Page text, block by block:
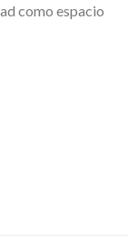
como espacio